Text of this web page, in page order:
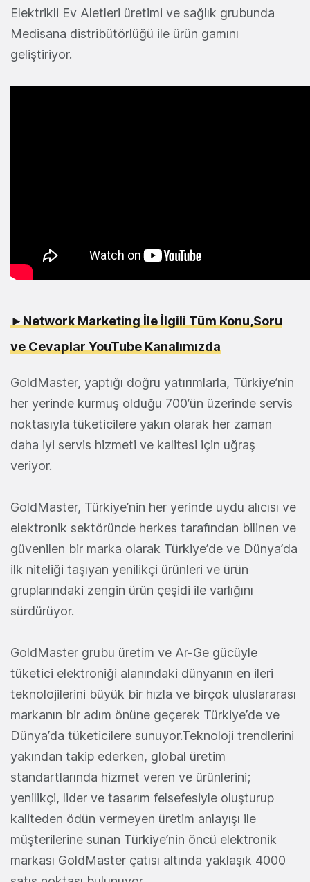
Elektrikli Ev Aletleri üretimi ve sağlık grubunda
Medisana distribütörlüğü ile ürün gamını
geliştiriyor.
►Network Marketing İle İlgili Tüm Konu,Soru
ve Cevaplar YouTube Kanalımızda
GoldMaster, yaptığı doğru yatırımlarla, Türkiye’nin
her yerinde kurmuş olduğu 700’ün üzerinde servis
noktasıyla tüketicilere yakın olarak her zaman
daha iyi servis hizmeti ve kalitesi için uğraş
veriyor.
GoldMaster, Türkiye’nin her yerinde uydu alıcısı ve
elektronik sektöründe herkes tarafından bilinen ve
güvenilen bir marka olarak Türkiye’de ve Dünya’da
ilk niteliği taşıyan yenilikçi ürünleri ve ürün
gruplarındaki zengin ürün çeşidi ile varlığını
sürdürüyor.
GoldMaster grubu üretim ve Ar-Ge gücüyle
tüketici elektroniği alanındaki dünyanın en ileri
teknolojilerini büyük bir hızla ve birçok uluslararası
markanın bir adım önüne geçerek Türkiye’de ve
Dünya’da tüketicilere sunuyor.Teknoloji trendlerini
yakından takip ederken, global üretim
standartlarında hizmet veren ve ürünlerini;
yenilikçi, lider ve tasarım felsefesiyle oluşturup
kaliteden ödün vermeyen üretim anlayışı ile
müşterilerine sunan Türkiye’nin öncü elektronik
markası GoldMaster çatısı altında yaklaşık 4000